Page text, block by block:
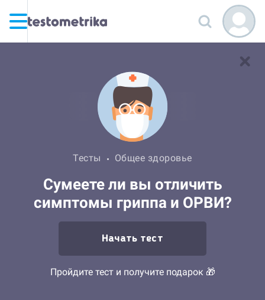
Тесты Общее здоровье
Сумеете ли вы отличить
симптомы гриппа и ОРВИ?
Начать тест
Пройдите тест и получите подарок 🎁